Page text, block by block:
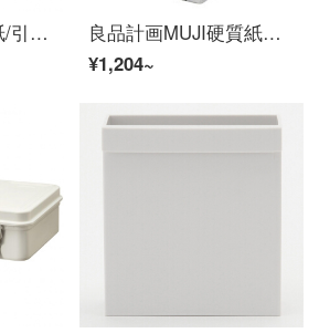
良品計画MUJI板紙/引き出しタイプの横幅/2階長さは37×幅26×高さ16 cmです。
良品計画MUJI硬質紙ケース灰色25.5 x 36 x 32 cm
¥1,204~